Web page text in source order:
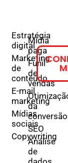
Estratégia
digital
Marketing
de
conteúdo
E-mail
marketing
Mídias
sociais
Copywriting
Mídia
paga
Funil
de
vendas
da
conversão
SEO
Análise
de